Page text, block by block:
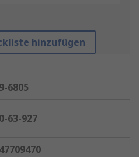
hinzufügen
6805
63-927